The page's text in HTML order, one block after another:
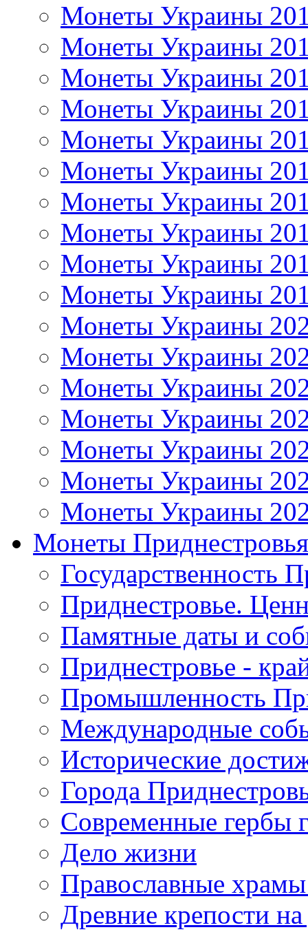
Монеты Украины
Монеты Украины
Монеты Украины
Монеты Украины
Монеты Украины
Монеты Украины
Монеты Украины
Монеты Украины
Монеты Украины
Монеты Украины
Монеты Украины
Монеты Украины
Монеты Украины
Монеты Украины
Монеты Украины
Монеты Украины
Монеты Украины
Монеты Приднестровья
Государственность
Приднестровье.
Памятные даты и
Приднестровье -
Промышленность
Международные
Исторические
Города
Современные гербы
Дело жизни
Православные
Древние крепости